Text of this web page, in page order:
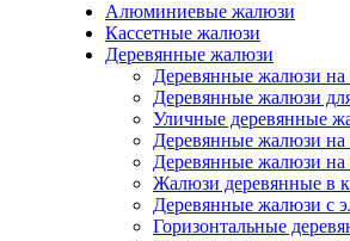
Алюминиевые жалюзи
Кассетные жалюзи
Деревянные жалюзи
Деревянные жалюзи на
Деревянные жалюзи
Уличные деревянные
Деревянные жалюзи на
Деревянные жалюзи на
Жалюзи деревянные в
Деревянные жалюзи с
Горизонтальные